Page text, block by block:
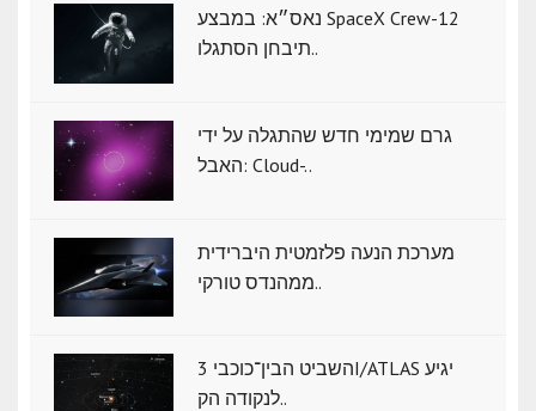
נאס״א: במבצע SpaceX Crew-12
תיבחן הסתגלו..
גרם שמימי חדש שהתגלה על ידי
האבל: Cloud-..
מערכת הנעה פלזמטית היברידית
ממהנדס טורקי..
השביט הבין־כוכבי 3I/ATLAS יגיע
לנקודה הק..